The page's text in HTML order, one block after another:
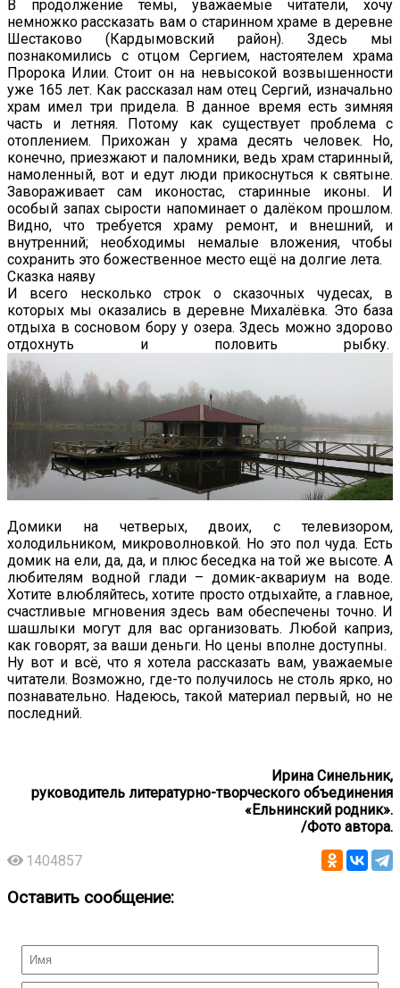
В продолжение темы, уважаемые читатели, хочу
немножко рассказать вам о старинном храме в деревне
Шестаково (Кардымовский район). Здесь мы
познакомились с отцом Сергием, настоятелем храма
Пророка Илии. Стоит он на невысокой возвышенности
уже 165 лет. Как рассказал нам отец Сергий, изначально
храм имел три придела. В данное время есть зимняя
часть и летняя. Потому как существует проблема с
отоплением. Прихожан у храма десять человек. Но,
конечно, приезжают и паломники, ведь храм старинный,
намоленный, вот и едут люди прикоснуться к святыне.
Завораживает сам иконостас, старинные иконы. И
особый запах сырости напоминает о далёком прошлом.
Видно, что требуется храму ремонт, и внешний, и
внутренний; необходимы немалые вложения, чтобы
сохранить это божественное место ещё на долгие лета.
Сказка наяву
И всего несколько строк о сказочных чудесах, в
которых мы оказались в деревне Михалёвка. Это база
отдыха в сосновом бору у озера. Здесь можно здорово
отдохнуть и половить рыбку.
Домики на четверых, двоих, с телевизором,
холодильником, микроволновкой. Но это пол чуда. Есть
домик на ели, да, да, и плюс беседка на той же высоте. А
любителям водной глади – домик-аквариум на воде.
Хотите влюбляйтесь, хотите просто отдыхайте, а главное,
счастливые мгновения здесь вам обеспечены точно. И
шашлыки могут для вас организовать. Любой каприз,
как говорят, за ваши деньги. Но цены вполне доступны.
Ну вот и всё, что я хотела рассказать вам, уважаемые
читатели. Возможно, где-то получилось не столь ярко, но
познавательно. Надеюсь, такой материал первый, но не
последний.
Ирина Синельник,
руководитель литературно-творческого объединения
«Ельнинский родник».
/Фото автора.
1404857
Оставить сообщение: